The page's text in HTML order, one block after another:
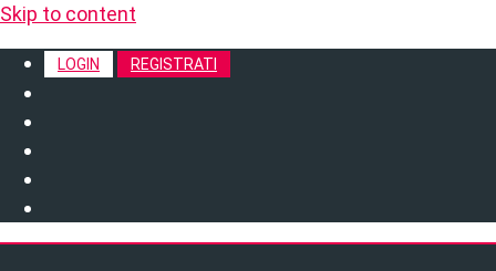
Skip to content
LOGIN REGISTRATI